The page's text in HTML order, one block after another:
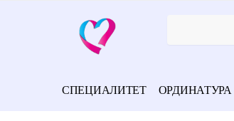
СПЕЦИАЛИТЕТ ОРДИНАТУРА